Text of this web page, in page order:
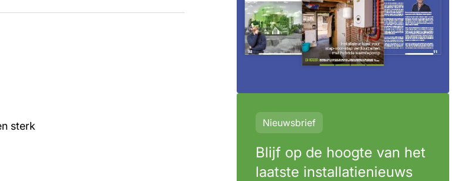
sterk
Nieuwsbrief
Blijf op de hoogte van het
laatste installatienieuws